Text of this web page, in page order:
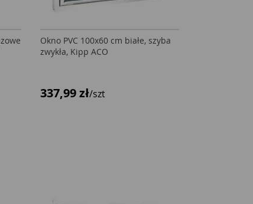
Okno PVC 100x60 cm białe, szyba
zwykła, Kipp ACO
337,99 zł/szt